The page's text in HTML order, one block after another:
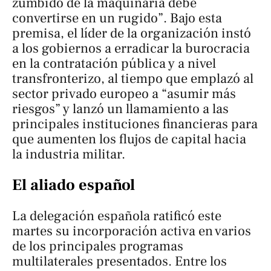
convertirse en un rugido”. Bajo esta
premisa, el líder de la organización instó
a los gobiernos a erradicar la burocracia
en la contratación pública y a nivel
transfronterizo, al tiempo que emplazó al
sector privado europeo a “asumir más
riesgos” y lanzó un llamamiento a las
principales instituciones financieras para
que aumenten los flujos de capital hacia
la industria militar.
El aliado español
La delegación española ratificó este
martes su incorporación activa en varios
de los principales programas
multilaterales presentados. Entre los